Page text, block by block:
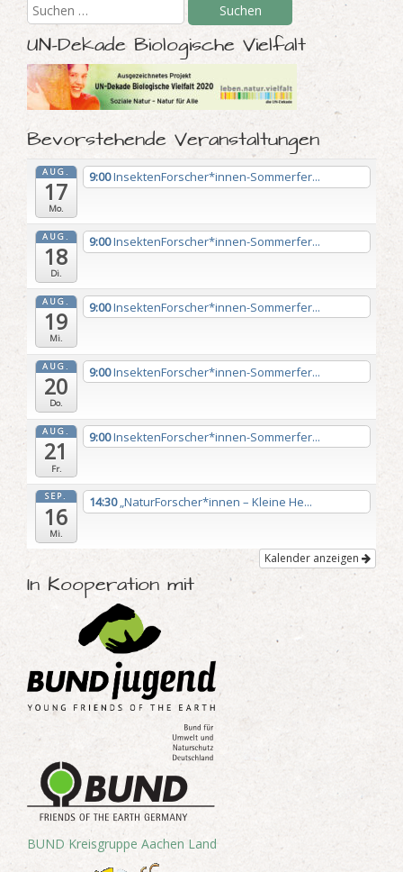
UN-Dekade Biologische Vielfalt
Bevorstehende Veranstaltungen
AUG.
17
Mo.
9:00InsektenForscher*innen-Sommerfer...
AUG.
18
Di.
9:00InsektenForscher*innen-Sommerfer...
AUG.
19
Mi.
9:00InsektenForscher*innen-Sommerfer...
AUG.
20
Do.
9:00InsektenForscher*innen-Sommerfer...
AUG.
21
Fr.
9:00InsektenForscher*innen-Sommerfer...
SEP.
16
Mi.
14:30„NaturForscher*innen – Kleine He...
Kalender anzeigen
In Kooperation mit
BUND Kreisgruppe Aachen Land